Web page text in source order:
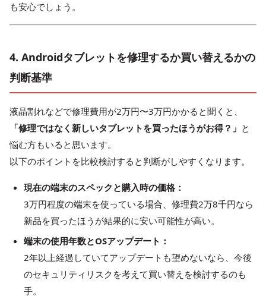
も安心でしょう。
4. Androidタブレットを修理するか買い替えるかの
判断基準
液晶割れなどで修理費用が2万円〜3万円かかると聞くと、
「修理ではなく新しいタブレットを買ったほうがお得？」 と
悩む方もいると思います。
以下のポイントを比較検討すると判断がしやすくなります。
現在の端末のスペックと購入時の価格：
3万円程度の端末を使っている場合、修理費2万8千円なら
新品を買ったほうが結果的に安い可能性が高い。
端末の使用年数とOSアップデート：
2年以上経過していてアップデートも望めないなら、今後
のセキュリティリスクを考えて買い替えを検討するのも
手。